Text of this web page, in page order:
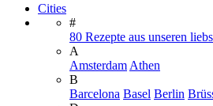
Cities
#
80 Rezepte aus unseren
A
Amsterdam Athen
B
Barcelona Basel Berlin